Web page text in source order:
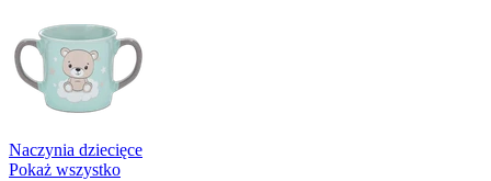
Naczynia dziecięce
Pokaż wszystko